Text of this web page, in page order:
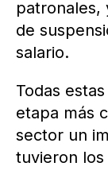
patronales,
de
salario.
Todas
etapa más
sector un
tuvieron los